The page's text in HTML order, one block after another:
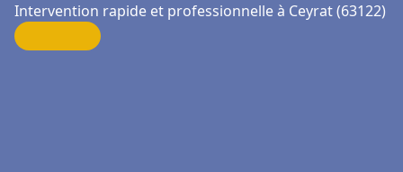
Intervention rapide et professionnelle à Ceyrat (63122)